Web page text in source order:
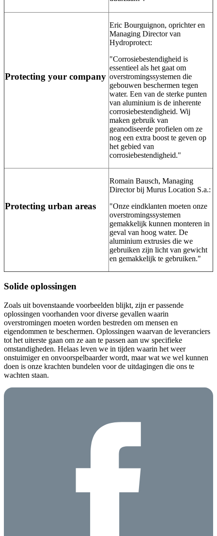
Protecting your company
Eric Bourguignon, oprichter en
Managing Director van
Hydroprotect:
"Corrosiebestendigheid is
essentieel als het gaat om
overstromingssystemen die
gebouwen beschermen tegen
water. Een van de sterke punten
van aluminium is de inherente
corrosiebestendigheid. Wij
maken gebruik van
geanodiseerde profielen om ze
nog een extra boost te geven op
het gebied van
corrosiebestendigheid."
Protecting urban areas
Romain Bausch, Managing
Director bij Murus Location S.a.:
"Onze eindklanten moeten onze
overstromingssystemen
gemakkelijk kunnen monteren in
geval van hoog water. De
aluminium extrusies die we
gebruiken zijn licht van gewicht
en gemakkelijk te gebruiken."
Solide oplossingen
Zoals uit bovenstaande voorbeelden blijkt, zijn er passende
oplossingen voorhanden voor diverse gevallen waarin
overstromingen moeten worden bestreden om mensen en
eigendommen te beschermen. Oplossingen waarvan de leveranciers
tot het uiterste gaan om ze aan te passen aan uw specifieke
omstandigheden. Helaas leven we in tijden waarin het weer
onstuimiger en onvoorspelbaarder wordt, maar wat we wel kunnen
doen is onze krachten bundelen voor de uitdagingen die ons te
wachten staan.